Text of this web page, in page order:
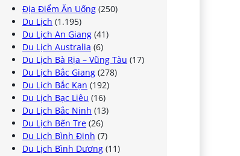
Địa Điểm Ăn Uống (250)
Du Lịch (1.195)
Du Lịch An Giang (41)
Du Lịch Australia (6)
Du Lịch Bà Rịa – Vũng Tàu (17)
Du Lịch Bắc Giang (278)
Du Lịch Bắc Kạn (192)
Du Lịch Bạc Liêu (16)
Du Lịch Bắc Ninh (13)
Du Lịch Bến Tre (26)
Du Lịch Bình Định (7)
Du Lịch Bình Dương (11)